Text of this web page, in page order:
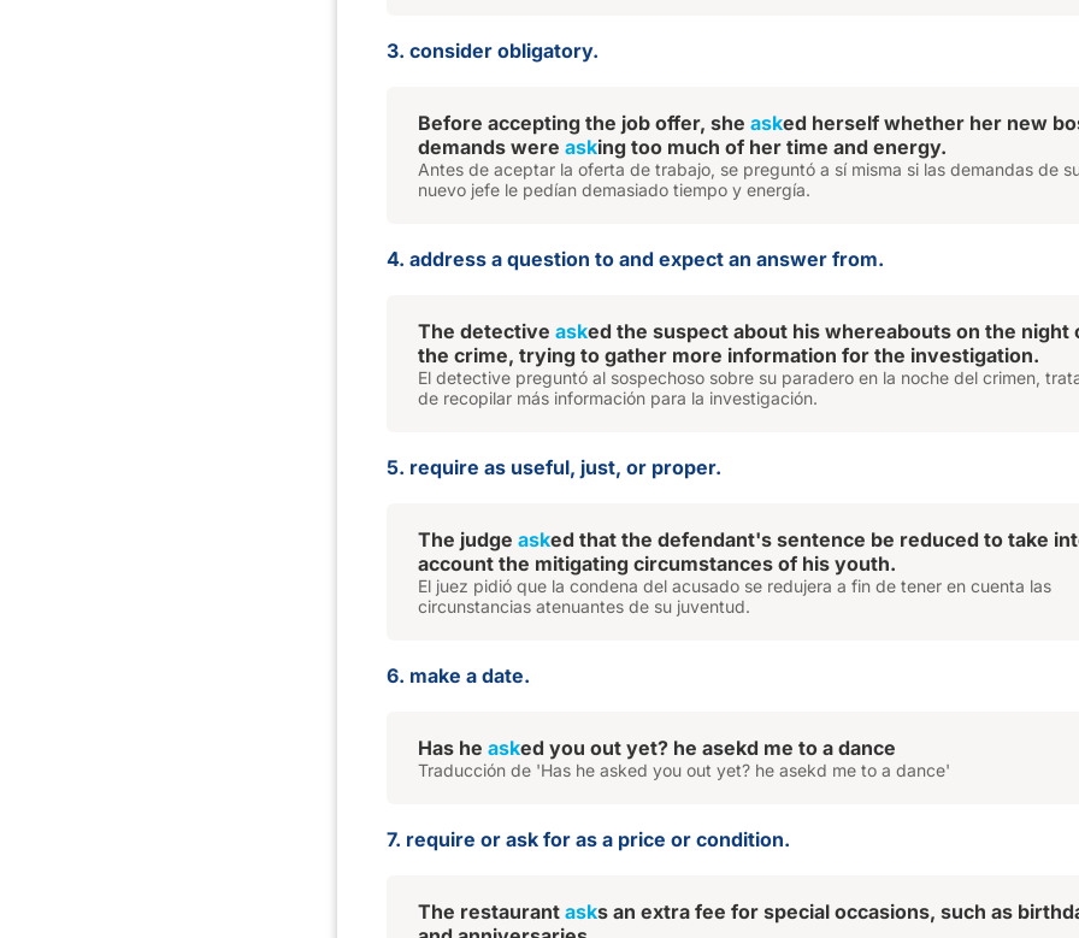
3. consider obligatory.
Before accepting the job offer, she asked herself whether her new
demands were asking too much of her time and energy.
Antes de aceptar la oferta de trabajo, se preguntó a sí misma si las demandas de
nuevo jefe le pedían demasiado tiempo y energía.
4. address a question to and expect an answer from.
The detective asked the suspect about his whereabouts on the night
the crime, trying to gather more information for the investigation.
El detective preguntó al sospechoso sobre su paradero en la noche del crimen,
de recopilar más información para la investigación.
5. require as useful, just, or proper.
The judge asked that the defendant's sentence be reduced to take
account the mitigating circumstances of his youth.
El juez pidió que la condena del acusado se redujera a fin de tener en cuenta las
circunstancias atenuantes de su juventud.
6. make a date.
Has he asked you out yet? he asekd me to a dance
Traducción de 'Has he asked you out yet? he asekd me to a dance'
7. require or ask for as a price or condition.
The restaurant asks an extra fee for special occasions, such as